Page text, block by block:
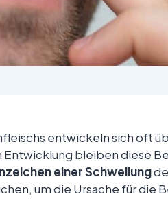
entwickeln sich oft
bleiben diese
einer Schwellung
um die Ursache für die